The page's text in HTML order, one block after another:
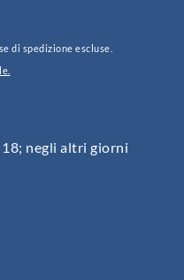
di spedizione escluse.
negli altri giorni